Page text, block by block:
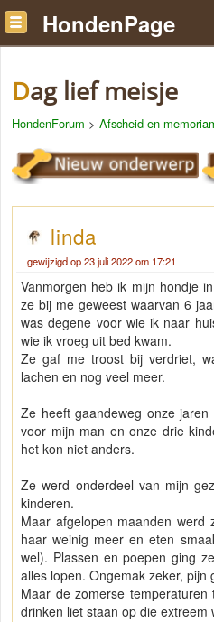
HondenPage
Dag lief meisje
HondenForum > Afscheid en
linda
gewijzigd op 23 juli 2022 om 17:21
Vanmorgen heb ik mijn hondje
ze bij me geweest waarvan 6
was degene voor wie ik naar
wie ik vroeg uit bed kwam.
Ze gaf me troost bij verdriet,
lachen en nog veel meer.
Ze heeft gaandeweg onze
voor mijn man en onze drie
het kon niet anders.
Ze werd onderdeel van mijn
kinderen.
Maar afgelopen maanden
haar weinig meer en eten
wel). Plassen en poepen ging
alles lopen. Ongemak zeker, pijn
Maar de zomerse
drinken liet staan op die extreem